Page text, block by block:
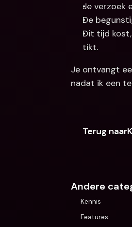
Je verzoek
De
Dit tijd
tikt.
Je ontvangt
nadat ik een
Terug
Andere
Kennis
Features